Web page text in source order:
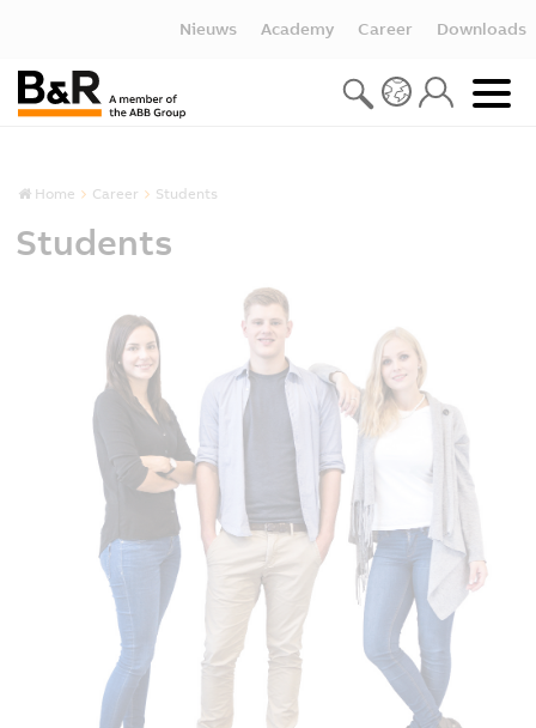
Nieuws Academy Career Downloads
Home Career Students
Students